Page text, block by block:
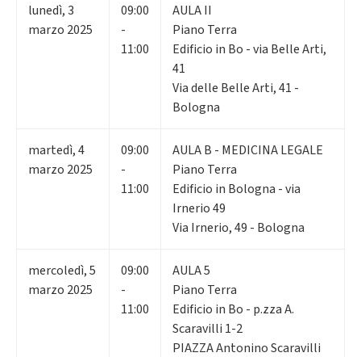
lunedì,3
marzo 2025
09:00
-
11:00
AULA II
Piano Terra
Edificio in Bo - via Belle Arti,
41
Via delle Belle Arti, 41 -
Bologna
martedì,4
marzo 2025
09:00
-
11:00
AULA B - MEDICINA LEGALE
Piano Terra
Edificio in Bologna - via
Irnerio 49
Via Irnerio, 49 - Bologna
mercoledì,5
marzo 2025
09:00
-
11:00
AULA 5
Piano Terra
Edificio in Bo - p.zza A.
Scaravilli 1-2
PIAZZA Antonino Scaravilli